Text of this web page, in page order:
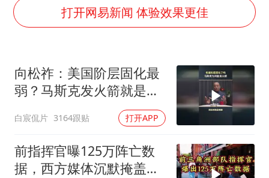
NBA传奇教练老尼尔森去世
手机真会“偷听”我们说话吗
“皋”在低处
面对面丨蔡磊：与渐冻症抗争 纵使不敌 也不屈服
加沙约14万栋建筑被完全摧毁
从科技创新看开局起步的时与势
打开网易新闻 体验效果更佳
向松祚：美国阶层固化最
弱？马斯克发火箭就是答
白宸侃片 3164跟贴 打开APP
前指挥官曝125万阵亡数
据，西方媒体沉默掩盖真